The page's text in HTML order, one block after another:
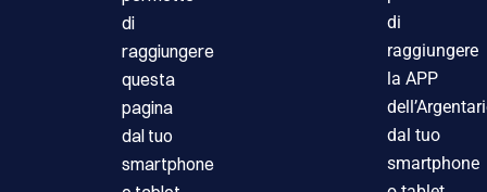
di
raggiungere
questa
pagina
dal tuo
smartphone
di
raggiungere
la APP
dal tuo
smartphone